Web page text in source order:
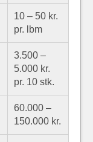
10 – 50 kr.
pr. lbm
3.500 –
5.000 kr.
pr. 10 stk.
60.000 –
150.000 kr.